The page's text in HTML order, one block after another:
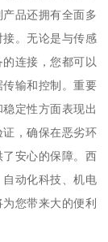
品还拥有全面多
。无论是与传感
连接，您都可以
输和控制。重要
定性方面表现出
，确保在恶劣环
安心的保障。西
动化科技、机电
您带来大的便利